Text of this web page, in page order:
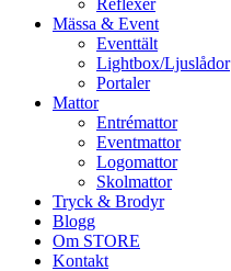
Reflexer
Mässa & Event
Eventtält
Lightbox/Ljuslådor
Portaler
Mattor
Entrémattor
Eventmattor
Logomattor
Skolmattor
Tryck & Brodyr
Blogg
Om STORE
Kontakt